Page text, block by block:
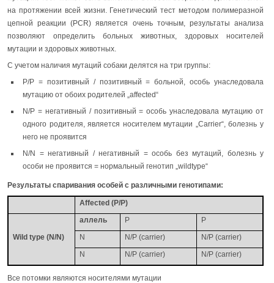
на протяжении всей жизни. Генетический тест методом полимеразной
цепной реакции (PCR) является очень точным, результаты анализа
позволяют определить больных животных, здоровых носителей
мутации и здоровых животных.
С учетом наличия мутаций собаки делятся на три группы:
P/P = позитивный / позитивный = больной, особь унаследовала
мутацию от обоих родителей „affected“
N/P = негативный / позитивный = особь унаследовала мутацию от
одного родителя, является носителем мутации „Carrier“, болезнь у
него не проявится
N/N = негативный / негативный = особь без мутаций, болезнь у
особи не проявится = нормальный генотип „wildtype“
Результаты спаривания особей с различными генотипами:
Affected (P/P)
Wild type (N/N)
аллель P
P
N
N/P (carrier)
N/P (carrier)
N
N/P (carrier) N/P (carrier)
Все потомки являются носителями мутации